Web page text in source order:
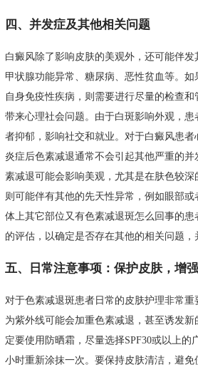
四、并发症及其他相关问题
白癜风除了影响皮肤的美观外，还可能伴
甲状腺功能异常、糖尿病、恶性贫血等。
自身免疫性疾病，则需要进行尽量的检查
带来心理社会问题。由于白斑影响外观，
者抑郁，影响社交和就业。对于白癜风患者
炎症后色素减退通常不会引起其他严重的
素减退可能会影响美观，尤其是在肤色较
则可能伴有其他的先天性异常，例如眼部
体上其它部位又有色素减退斑怎么回事的
的评估，以确定是否存在其他的相关问题，
五、日常注意事项：保护皮肤，增
对于色素减退斑患者日常的皮肤护理非常重
为紫外线可能会加重色素减退，甚至诱发
定要使用防晒霜，尽量选择SPF30或以上的
小时重新涂抹一次。要保持皮肤清洁，避